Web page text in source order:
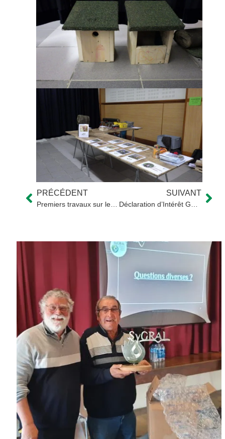
PRÉCÉDENT SUIVANT